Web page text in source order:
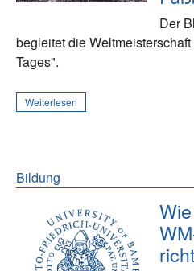
Der
begleitet die
Tages".
Weiterlesen
Bildung